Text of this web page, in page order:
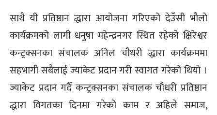
साथै यी प्रतिष्ठान द्धारा आयोजना गरिएको देउँसी भौलो
कार्यक्रमको लागी धनुषा महेन्द्रनगर स्थित रहेको क्षिरेश्वर
कन्ट्रक्सनका संचालक अनिल चौधरी द्धारा कार्यक्रममा
सहभागी सबैलाई ज्याकेट प्रदान गरी स्वागत गरेको थियो ।
ज्याकेट प्रदान गर्दै कन्ट्रक्सनका संचालक चौधरी प्रतिष्ठान
द्धारा विगतका दिनमा गरेको काम र अहिले समाज,